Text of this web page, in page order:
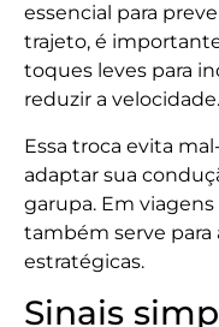
essencial para
trajeto, é
toques leves para
reduzir a velocidade.
Essa troca evita
adaptar sua
garupa. Em
também serve para
estratégicas.
Sinais